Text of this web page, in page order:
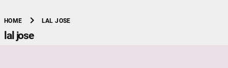
HOME chevron_right LAL JOSE
lal jose